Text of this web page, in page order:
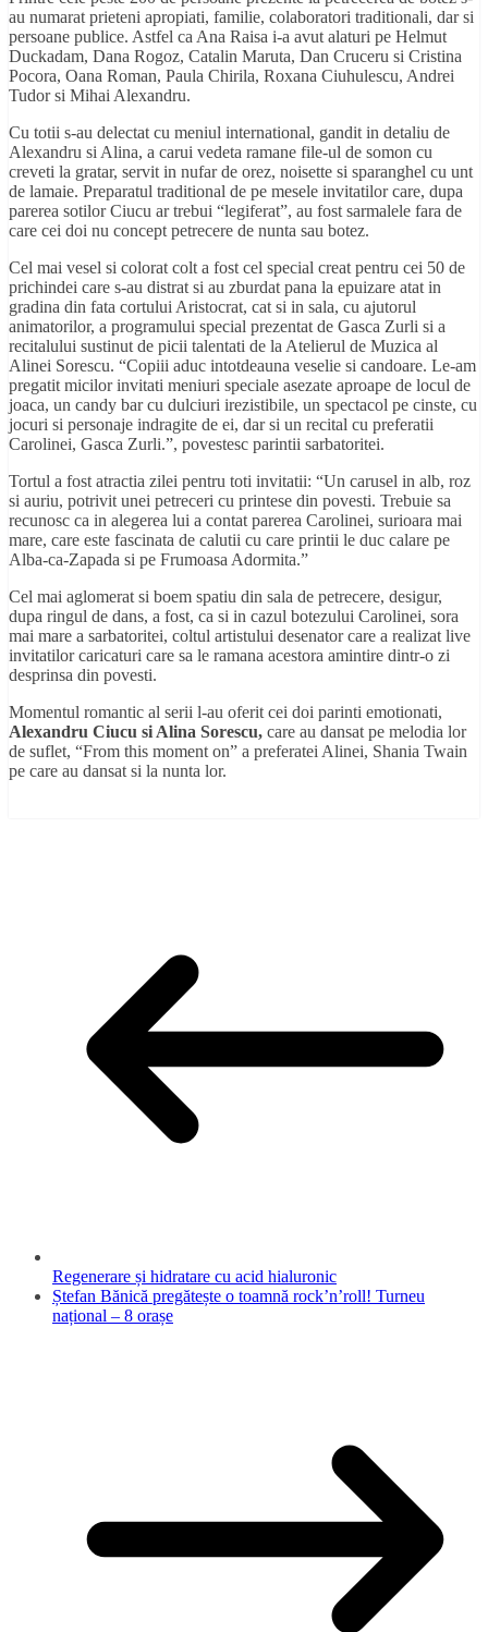
au numarat prieteni apropiati, familie, colaboratori traditionali, dar si
persoane publice. Astfel ca Ana Raisa i-a avut alaturi pe Helmut
Duckadam, Dana Rogoz, Catalin Maruta, Dan Cruceru si Cristina
Pocora, Oana Roman, Paula Chirila, Roxana Ciuhulescu, Andrei
Tudor si Mihai Alexandru.
Cu totii s-au delectat cu meniul international, gandit in detaliu de
Alexandru si Alina, a carui vedeta ramane file-ul de somon cu
creveti la gratar, servit in nufar de orez, noisette si sparanghel cu unt
de lamaie. Preparatul traditional de pe mesele invitatilor care, dupa
parerea sotilor Ciucu ar trebui “legiferat”, au fost sarmalele fara de
care cei doi nu concept petrecere de nunta sau botez.
Cel mai vesel si colorat colt a fost cel special creat pentru cei 50 de
prichindei care s-au distrat si au zburdat pana la epuizare atat in
gradina din fata cortului Aristocrat, cat si in sala, cu ajutorul
animatorilor, a programului special prezentat de Gasca Zurli si a
recitalului sustinut de picii talentati de la Atelierul de Muzica al
Alinei Sorescu. “Copiii aduc intotdeauna veselie si candoare. Le-am
pregatit micilor invitati meniuri speciale asezate aproape de locul de
joaca, un candy bar cu dulciuri irezistibile, un spectacol pe cinste, cu
jocuri si personaje indragite de ei, dar si un recital cu preferatii
Carolinei, Gasca Zurli.”, povestesc parintii sarbatoritei.
Tortul a fost atractia zilei pentru toti invitatii: “Un carusel in alb, roz
si auriu, potrivit unei petreceri cu printese din povesti. Trebuie sa
recunosc ca in alegerea lui a contat parerea Carolinei, surioara mai
mare, care este fascinata de calutii cu care printii le duc calare pe
Alba-ca-Zapada si pe Frumoasa Adormita.”
Cel mai aglomerat si boem spatiu din sala de petrecere, desigur,
dupa ringul de dans, a fost, ca si in cazul botezului Carolinei, sora
mai mare a sarbatoritei, coltul artistului desenator care a realizat live
invitatilor caricaturi care sa le ramana acestora amintire dintr-o zi
desprinsa din povesti.
Momentul romantic al serii l-au oferit cei doi parinti emotionati,
Alexandru Ciucu si Alina Sorescu, care au dansat pe melodia lor
de suflet, “From this moment on” a preferatei Alinei, Shania Twain
pe care au dansat si la nunta lor.
Regenerare și hidratare cu acid hialuronic
Ștefan Bănică pregătește o toamnă rock’n’roll! Turneu
național – 8 orașe